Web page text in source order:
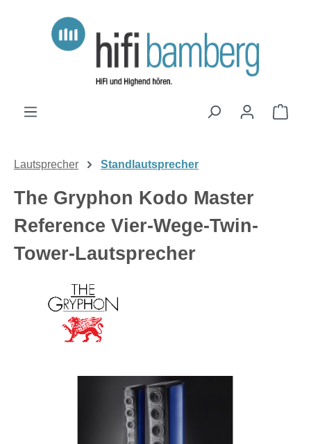
Zum Hauptinhalt springen
Lautsprecher Standlautsprecher
The Gryphon Kodo Master
Reference Vier-Wege-Twin-
Tower-Lautsprecher
Bildergalerie überspringen